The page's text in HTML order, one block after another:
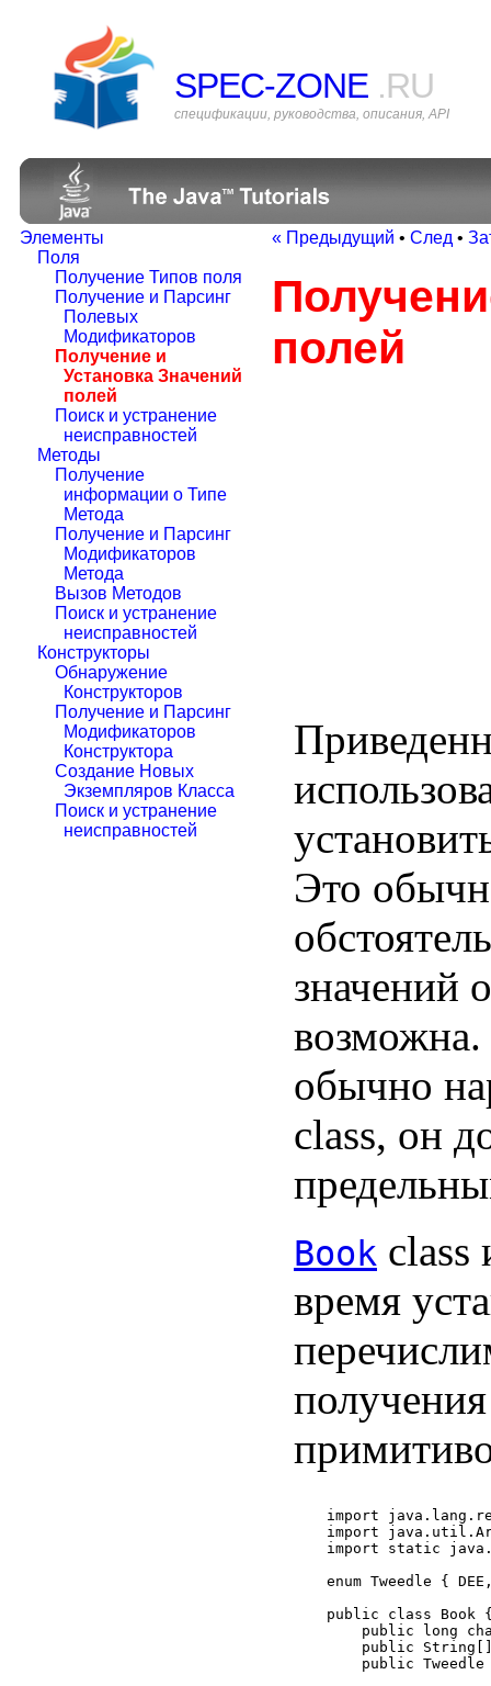
SPEC-ZONE .RU
спецификации, руководства, описания, API
Элементы
Поля
Получение Типов поля
Получение и Парсинг
Полевых
Модификаторов
Получение и
Установка Значений
полей
Поиск и устранение
неисправностей
Методы
Получение
информации о Типе
Метода
Получение и Парсинг
Модификаторов
Метода
Вызов Методов
Поиск и устранение
неисправностей
Конструкторы
Обнаружение
Конструкторов
Получение и Парсинг
Модификаторов
Конструктора
Создание Новых
Экземпляров Класса
Поиск и устранение
неисправностей
« Предыдущий • След •
полей
Это
значений
возможна.
обычно
class, он
Book class
время
import
import
import static
enum Tweedle {
public class Book
public long
public
public Tweedle